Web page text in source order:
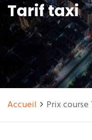
Tarif taxi
Accueil Prix course